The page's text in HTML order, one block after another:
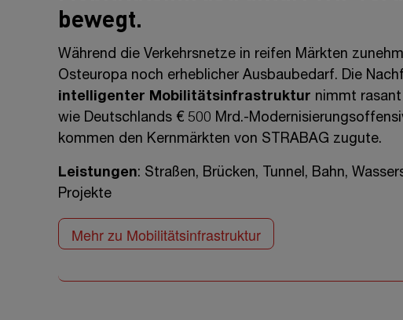
bewegt.
Während die Verkehrsnetze in reifen Märkten
Osteuropa noch erheblicher Ausbaubedarf. Die
intelligenter Mobilitätsinfrastruktur nimmt
wie Deutschlands € 500 Mrd.-
kommen den Kernmärkten von STRABAG zugute.
Leistungen: Straßen, Brücken, Tunnel, Bahn,
Projekte
Mehr zu Mobilitätsinfrastruktur